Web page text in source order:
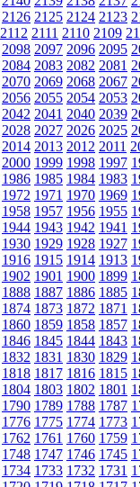
2126 2125 2124 2123
2112 2111 2110 2109
2098 2097 2096 2095
2084 2083 2082 2081
2070 2069 2068 2067
2056 2055 2054 2053
2042 2041 2040 2039
2028 2027 2026 2025
2014 2013 2012 2011
2000 1999 1998 1997
1986 1985 1984 1983
1972 1971 1970 1969
1958 1957 1956 1955
1944 1943 1942 1941
1930 1929 1928 1927
1916 1915 1914 1913
1902 1901 1900 1899
1888 1887 1886 1885
1874 1873 1872 1871
1860 1859 1858 1857
1846 1845 1844 1843
1832 1831 1830 1829
1818 1817 1816 1815
1804 1803 1802 1801
1790 1789 1788 1787
1776 1775 1774 1773
1762 1761 1760 1759
1748 1747 1746 1745
1734 1733 1732 1731